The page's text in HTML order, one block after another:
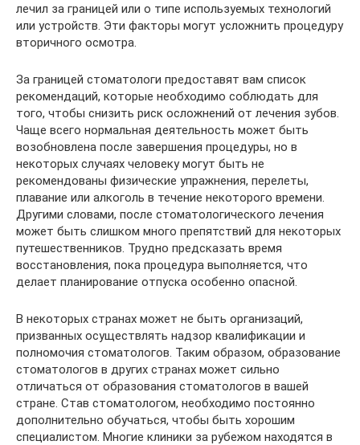
лечил за границей или о типе используемых технологий
или устройств. Эти факторы могут усложнить процедуру
вторичного осмотра.
За границей стоматологи предоставят вам список
рекомендаций, которые необходимо соблюдать для
того, чтобы снизить риск осложнений от лечения зубов.
Чаще всего нормальная деятельность может быть
возобновлена ​​после завершения процедуры, но в
некоторых случаях человеку могут быть не
рекомендованы физические упражнения, перелеты,
плавание или алкоголь в течение некоторого времени.
Другими словами, после стоматологического лечения
может быть слишком много препятствий для некоторых
путешественников. Трудно предсказать время
восстановления, пока процедура выполняется, что
делает планирование отпуска особенно опасной.
В некоторых странах может не быть организаций,
призванных осуществлять надзор квалификации и
полномочия стоматологов. Таким образом, образование
стоматологов в других странах может сильно
отличаться от образования стоматологов в вашей
стране. Став стоматологом, необходимо постоянно
дополнительно обучаться, чтобы быть хорошим
специалистом. Многие клиники за рубежом находятся в